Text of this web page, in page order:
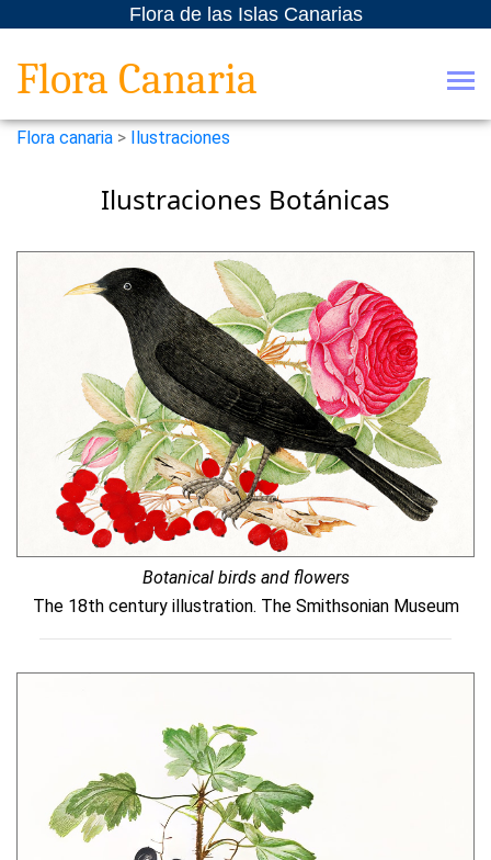
Flora de las Islas Canarias
Flora Canaria
Flora canaria > Ilustraciones
Ilustraciones Botánicas
Botanical birds and flowers
The 18th century illustration. The Smithsonian Museum